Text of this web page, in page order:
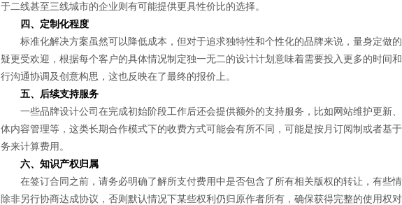
于二线甚至三线城市的企业则有可能提供更具性价比的选择。
四、定制化程度
标准化解决方案虽然可以降低成本，但对于追求独特性和个性化的品牌来说，量身定做
疑更受欢迎，根据每个客户的具体情况制定独一无二的设计计划意味着需要投入更多的时间
行沟通协调及创意构思，这也反映在了最终的报价上。
五、后续支持服务
一些品牌设计公司在完成初始阶段工作后还会提供额外的支持服务，比如网站维护更新
体内容管理等，这类长期合作模式下的收费方式可能会有所不同，可能是按月订阅制或者基
务来计算费用。
六、知识产权归属
在签订合同之前，请务必明确了解所支付费用中是否包含了所有相关版权的转让，有些
除非另行协商达成协议，否则默认情况下某些权利仍归原作者所有，确保获得完整的使用权